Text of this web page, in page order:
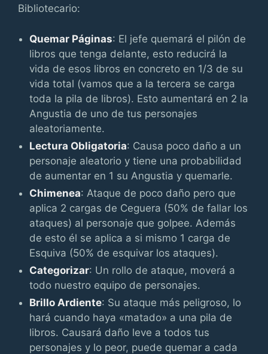
Bibliotecario:
Quemar Páginas: El jefe quemará el pilón de
libros que tenga delante, esto reducirá la
vida de esos libros en concreto en 1/3 de su
vida total (vamos que a la tercera se carga
toda la pila de libros). Esto aumentará en 2 la
Angustia de uno de tus personajes
aleatoriamente.
Lectura Obligatoria: Causa poco daño a un
personaje aleatorio y tiene una probabilidad
de aumentar en 1 su Angustia y quemarle.
Chimenea: Ataque de poco daño pero que
aplica 2 cargas de Ceguera (50% de fallar los
ataques) al personaje que golpee. Además
de esto él se aplica a si mismo 1 carga de
Esquiva (50% de esquivar los ataques).
Categorizar: Un rollo de ataque, moverá a
todo nuestro equipo de personajes.
Brillo Ardiente: Su ataque más peligroso, lo
hará cuando haya «matado» a una pila de
libros. Causará daño leve a todos tus
personajes y lo peor, puede quemar a cada